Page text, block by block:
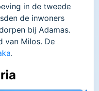
in de tweede
de inwoners
bij Adamas.
van Milos. De
.